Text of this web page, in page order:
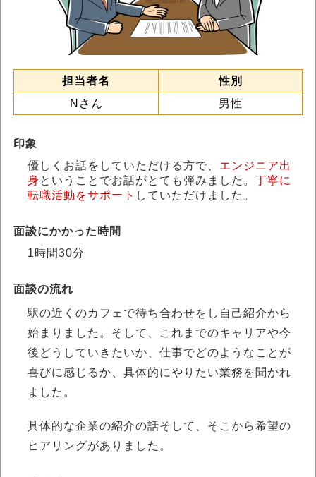
担当者名
性別
Nさん
男性
印象
優しくお話をしていただける方で、 エンジニア出
身ということでお話がとても弾みました。 丁寧に
転職活動をサポート していただけました。
面談にかかった時間
1時間30分
面談の流れ
駅の近くのカフェで待ち合わせをし自己紹介から
始まりました。そして、これまでのキャリアや今
後どうしていきたいか、仕事でどのようなことが
喜びに感じるか、具体的にやりたい業務を聞かれ
ました。
具体的な企業の紹介の話そして、そこから希望の
ヒアリングがありました。